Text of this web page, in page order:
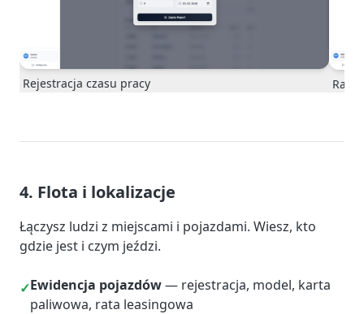
Rejestracja czasu pracy
4. Flota i lokalizacje
Łączysz ludzi z miejscami i pojazdami. Wiesz, kto
gdzie jest i czym jeździ.
✓Ewidencja pojazdów— rejestracja, model, karta
paliwowa, rata leasingowa